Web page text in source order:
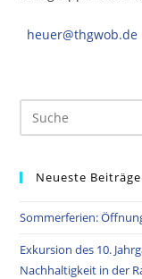
heuer@thgwob.de
Neueste Beiträge
Sommerferien:
Exkursion des 10.
Nachhaltigkeit in der